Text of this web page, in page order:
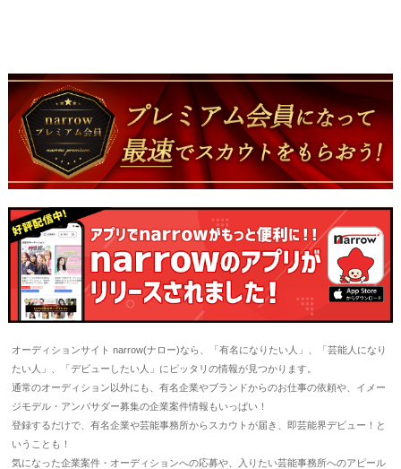
オーディションサイト narrow(ナロー)なら、「有名になりたい人」、「芸能人になり
たい人」、「デビューしたい人」にピッタリの情報が見つかります。
通常のオーディション以外にも、有名企業やブランドからのお仕事の依頼や、イメー
ジモデル・アンバサダー募集の企業案件情報もいっぱい！
登録するだけで、有名企業や芸能事務所からスカウトが届き、即芸能界デビュー！と
いうことも！
気になった企業案件・オーディションへの応募や、入りたい芸能事務所へのアピール